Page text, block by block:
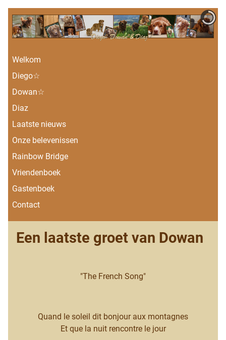
Welkom
Diego☆
Dowan☆
Diaz
Laatste nieuws
Onze belevenissen
Rainbow Bridge
Vriendenboek
Gastenboek
Contact
Een laatste groet van Dowan
"The French Song"
Quand le soleil dit bonjour aux montagnes
Et que la nuit rencontre le jour